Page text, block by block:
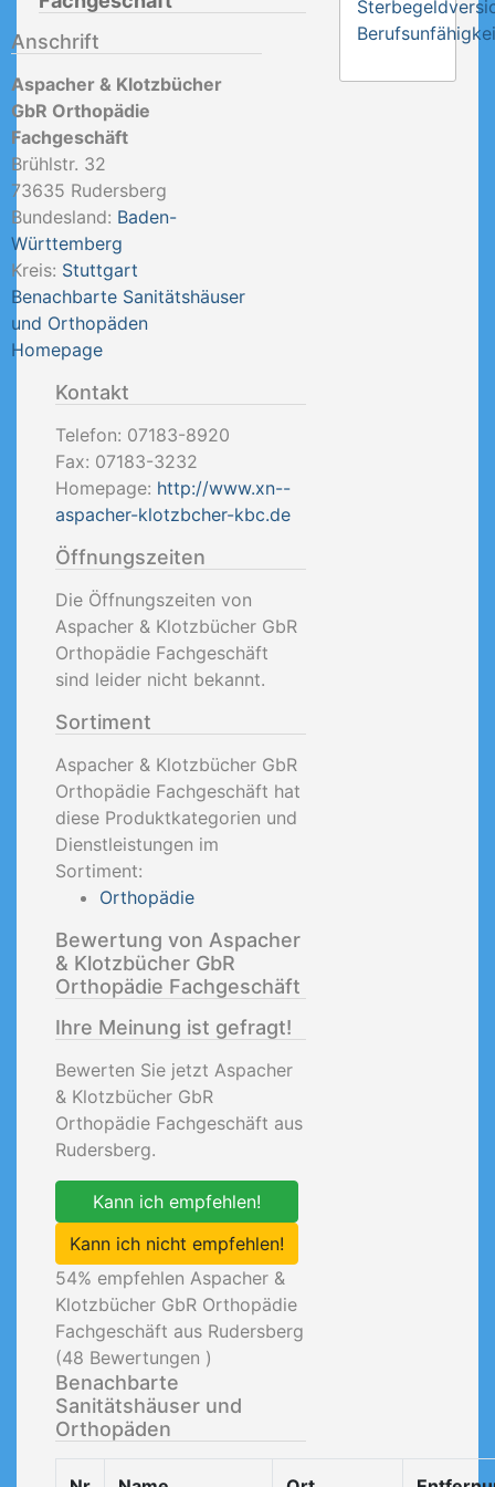
Anschrift
Aspacher & Klotzbücher
GbR Orthopädie
Fachgeschäft
Brühlstr. 32
73635 Rudersberg
Bundesland: Baden-
Württemberg
Kreis: Stuttgart
Benachbarte Sanitätshäuser
und Orthopäden
Homepage
Kontakt
Telefon: 07183-8920
Fax: 07183-3232
Homepage: http://www.xn--
aspacher-klotzbcher-kbc.de
Öffnungszeiten
Die Öffnungszeiten von
Aspacher & Klotzbücher GbR
Orthopädie Fachgeschäft
sind leider nicht bekannt.
Sortiment
Aspacher & Klotzbücher GbR
Orthopädie Fachgeschäft hat
diese Produktkategorien und
Dienstleistungen im
Sortiment:
Orthopädie
Bewertung von Aspacher
& Klotzbücher GbR
Orthopädie Fachgeschäft
Ihre Meinung ist gefragt!
Bewerten Sie jetzt Aspacher
& Klotzbücher GbR
Orthopädie Fachgeschäft aus
Rudersberg.
Kann ich empfehlen!
Kann ich nicht empfehlen!
54% empfehlen Aspacher &
Klotzbücher GbR Orthopädie
Fachgeschäft aus Rudersberg
(48 Bewertungen )
Benachbarte
Sanitätshäuser und
Orthopäden